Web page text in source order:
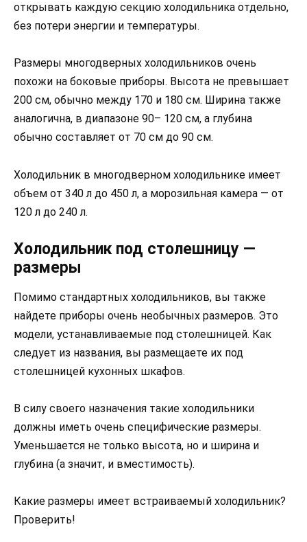
открывать каждую секцию холодильника отдельно,
без потери энергии и температуры.
Размеры многодверных холодильников очень
похожи на боковые приборы. Высота не превышает
200 см, обычно между 170 и 180 см. Ширина также
аналогична, в диапазоне 90– 120 см, а глубина
обычно составляет от 70 см до 90 см.
Холодильник в многодверном холодильнике имеет
объем от 340 л до 450 л, а морозильная камера — от
120 л до 240 л.
Холодильник под столешницу —
размеры
Помимо стандартных холодильников, вы также
найдете приборы очень необычных размеров. Это
модели, устанавливаемые под столешницей. Как
следует из названия, вы размещаете их под
столешницей кухонных шкафов.
В силу своего назначения такие холодильники
должны иметь очень специфические размеры.
Уменьшается не только высота, но и ширина и
глубина (а значит, и вместимость).
Какие размеры имеет встраиваемый холодильник?
Проверить!